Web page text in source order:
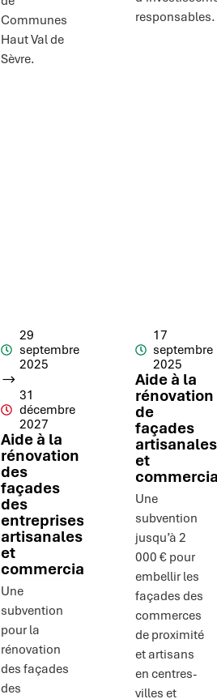
Communes
Haut Val de
Sèvre.
responsables.
29
septembre
2025
31
décembre
2027
Aide à la
rénovation
des
façades
des
entreprises
artisanales
et
commerciales
Une
subvention
pour la
rénovation
des façades
des
17
septembre
2025
Aide à la
rénovation
de
façades
artisanales
et
Une
subvention
jusqu’à 2
000 € pour
embellir les
façades des
commerces
de proximité
et artisans
en centres-
villes et